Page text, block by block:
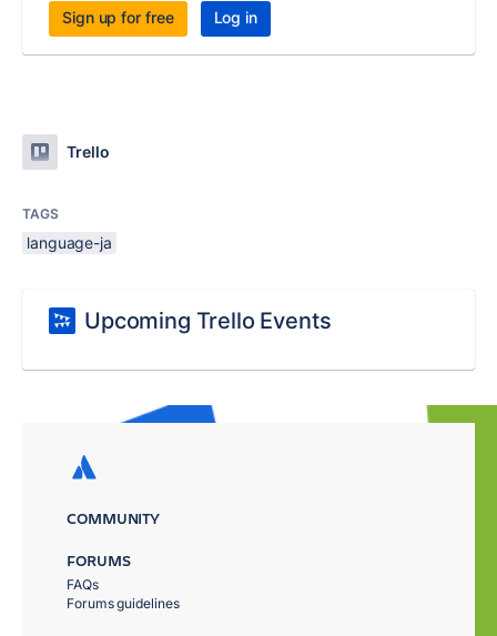
Sign up for free Log in
Trello
TAGS
language-ja
Upcoming Trello Events
COMMUNITY
FORUMS
FAQs
Forums guidelines